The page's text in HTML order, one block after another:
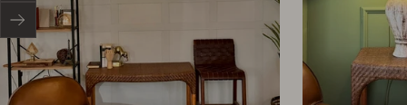
Sonraki